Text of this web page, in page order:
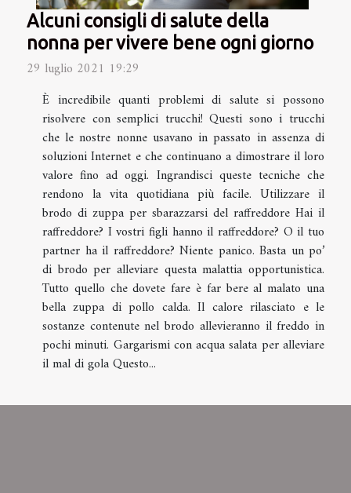
Alcuni consigli di salute della
nonna per vivere bene ogni giorno
29 luglio 2021 19:29
È incredibile quanti problemi di salute si possono
risolvere con semplici trucchi! Questi sono i trucchi
che le nostre nonne usavano in passato in assenza di
soluzioni Internet e che continuano a dimostrare il loro
valore fino ad oggi. Ingrandisci queste tecniche che
rendono la vita quotidiana più facile. Utilizzare il
brodo di zuppa per sbarazzarsi del raffreddore Hai il
raffreddore? I vostri figli hanno il raffreddore? O il tuo
partner ha il raffreddore? Niente panico. Basta un po’
di brodo per alleviare questa malattia opportunistica.
Tutto quello che dovete fare è far bere al malato una
bella zuppa di pollo calda. Il calore rilasciato e le
sostanze contenute nel brodo allevieranno il freddo in
pochi minuti. Gargarismi con acqua salata per alleviare
il mal di gola Questo...